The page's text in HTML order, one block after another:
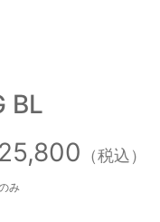
BL
（税込）
み